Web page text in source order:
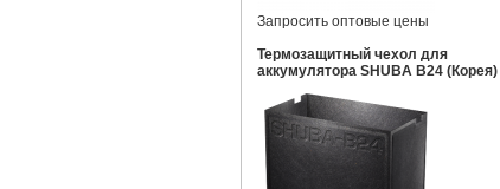
Запросить оптовые цены
Термозащитный чехол для
аккумулятора SHUBA B24 (Корея)